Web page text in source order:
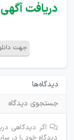
دریافت آگهی
جهت
دیدگاه‌ها
جستجوی دیدگاه
اگر دیدگاهی
دیدگاه خود را در